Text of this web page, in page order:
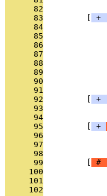
      82
      83
+
      84
      85
      86
      87
      88
      89
      90
      91
      92
+
      93
      94
      95
+
      96
      97
      98
      99
#
     100
     101
     102